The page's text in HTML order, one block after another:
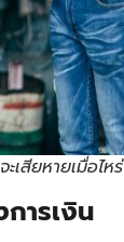
เสียหายเมื่อไหร่
ารเงิน